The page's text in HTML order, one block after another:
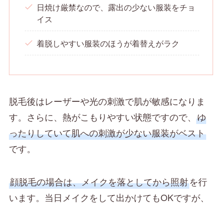
日焼け厳禁なので、露出の少ない服装をチョ
イス
着脱しやすい服装のほうが着替えがラク
脱毛後はレーザーや光の刺激で肌が敏感になりま
す。さらに、熱がこもりやすい状態ですので、 ゆ
ったりしていて肌への刺激が少ない服装がベスト
です。
顔脱毛の場合は、メイクを落としてから照射を行
います。当日メイクをして出かけてもOKですが、